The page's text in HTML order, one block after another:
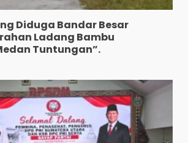
Diduga Bandar Besar
Ladang Bambu
Tuntungan”.
Wujud Pelayanan Prima:
Kapolsek Pancurbatu
Kompol Junaidi SH Atur Lalin
Dan Seberangkan Pejalan
Kaki.
Polresta Deliserdang
Musnahkan 1,2 Kilo Gram
Sabu-Sabu: Tiga Tersangka
Gagal Edarkan Ribuan Dosis
Narkoba”.